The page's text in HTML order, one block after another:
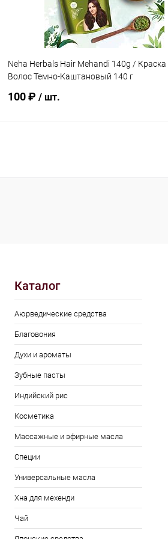
Neha Herbals Hair Mehandi 140g / Краска
Волос Темно-Каштановый 140 г
100 ₽ / шт.
Купить в 1 клик Сравнение
Каталог
Аюрведические средства
Благовония
Духи и ароматы
Зубные пасты
Индийский рис
Косметика
Массажные и эфирные масла
Специи
Универсальные масла
Хна для мехенди
Чай